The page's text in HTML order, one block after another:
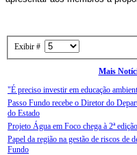
Exibir #
Mais
"É preciso investir em educação
Passo Fundo recebe o Diretor do
do Estado
Projeto Água em Foco chega à 2ª edição
Papel da região na gestão de riscos de
Fundo